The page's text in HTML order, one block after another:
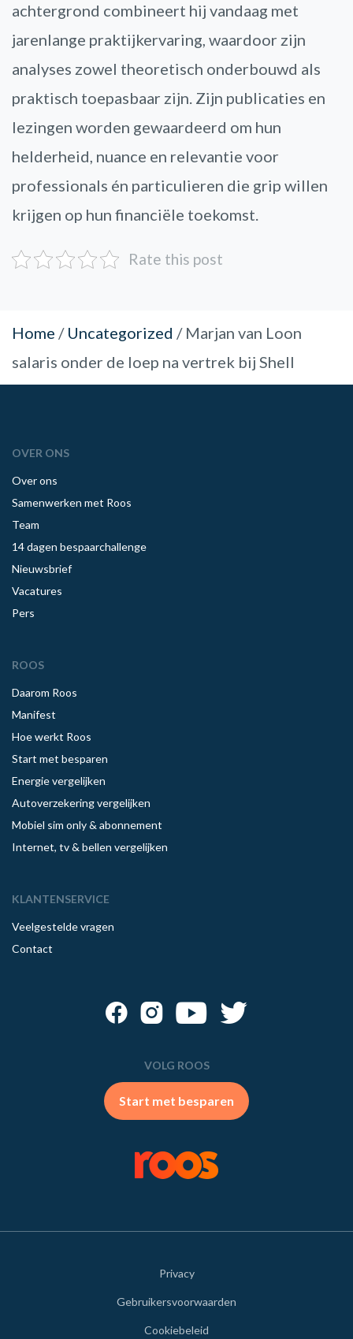
achtergrond combineert hij vandaag met
jarenlange praktijkervaring, waardoor zijn
analyses zowel theoretisch onderbouwd als
praktisch toepasbaar zijn. Zijn publicaties en
lezingen worden gewaardeerd om hun
helderheid, nuance en relevantie voor
professionals én particulieren die grip willen
krijgen op hun financiële toekomst.
Rate this post
Home / Uncategorized / Marjan van Loon
salaris onder de loep na vertrek bij Shell
OVER ONS
Over ons
Samenwerken met Roos
Team
14 dagen bespaarchallenge
Nieuwsbrief
Vacatures
Pers
ROOS
Daarom Roos
Manifest
Hoe werkt Roos
Start met besparen
Energie vergelijken
Autoverzekering vergelijken
Mobiel sim only & abonnement
Internet, tv & bellen vergelijken
KLANTENSERVICE
Veelgestelde vragen
Contact
VOLG ROOS
Start met besparen
Privacy
Gebruikersvoorwaarden
Cookiebeleid